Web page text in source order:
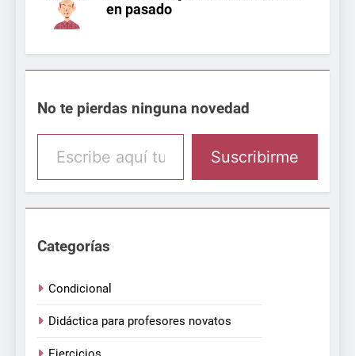
No te pierdas ninguna novedad
Escribe aquí tu email
Suscribirme
Categorías
Condicional
Didáctica para profesores novatos